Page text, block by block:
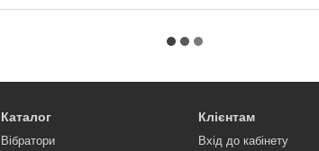
Каталог
Вібратори
Клієнтам
Вхід до кабінету